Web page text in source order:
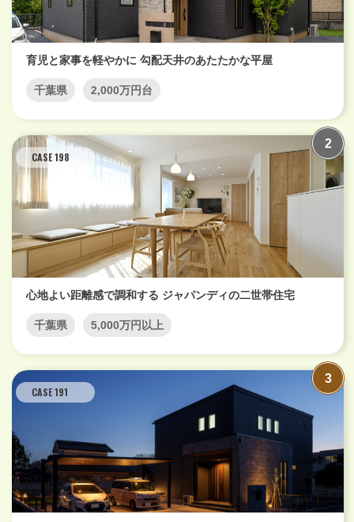
育児と家事を軽やかに 勾配天井のあたたかな平屋
千葉県 2,000万円台
CASE 198
心地よい距離感で調和する ジャパンディの二世帯住宅
千葉県 5,000万円以上
CASE 191